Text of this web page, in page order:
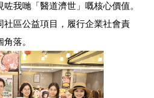
我哋「醫道濟世」嘅核心價值。
社區公益項目，履行企業社會責
落。